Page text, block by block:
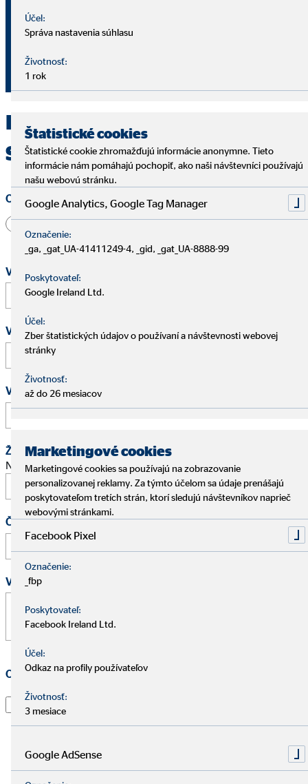
929 01 Dunajská Streda
gapcovaandrea1@ovbmail.eu
Kontaktujte OVB Dunajská
Streda
Oslovenie
Pán Pani Iné
Vaše meno a priezvisko
Vaša e-mailová adresa
Vaše telefónne číslo
Žiadosť o schôdzku
Navrhnite stretnutie na osobný pohovor.
Čas
Vaša správa
Ochrana osobných údajov*
Prečítal som si vyhlásenie o
tým, že spoločnosť OVB Allfinanz Slovensko a.s. použije
ma kontaktoval ohľadom mojej žiadosti, informoval o
nej a spracoval moju žiadosť. To platí najmä pre použitie
Účel:
Správa nastavenia súhlasu
Životnosť:
1 rok
Štatistické cookies
Štatistické cookie zhromažďujú informácie anonymne. Tieto
informácie nám pomáhajú pochopiť, ako naši návštevníci používajú
našu webovú stránku.
Google Analytics, Google Tag Manager
Označenie:
_ga, _gat_UA-41411249-4, _gid, _gat_UA-8888-99
Poskytovateľ:
Google Ireland Ltd.
Účel:
Zber štatistických údajov o používaní a návštevnosti webovej
stránky
Životnosť:
až do 26 mesiacov
Marketingové cookies
Marketingové cookies sa používajú na zobrazovanie
personalizovanej reklamy. Za týmto účelom sa údaje prenášajú
poskytovateľom tretích strán, ktorí sledujú návštevníkov naprieč
webovými stránkami.
Facebook Pixel
Označenie:
_fbp
Poskytovateľ:
Facebook Ireland Ltd.
Účel:
Odkaz na profily používateľov
Životnosť:
3 mesiace
Google AdSense